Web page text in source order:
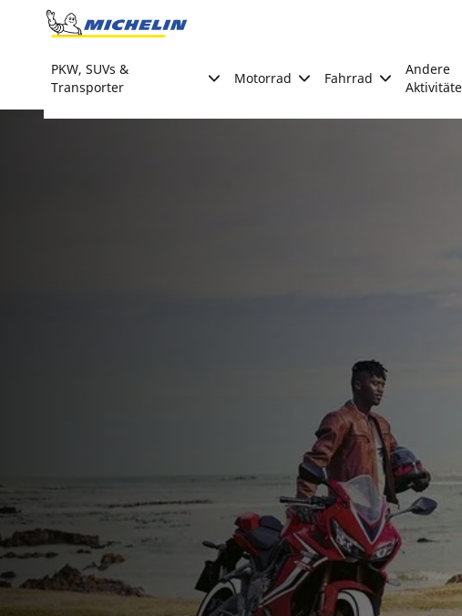
Go to page content
PKW, SUVs &
Transporter
Motorrad Fahrrad
Andere